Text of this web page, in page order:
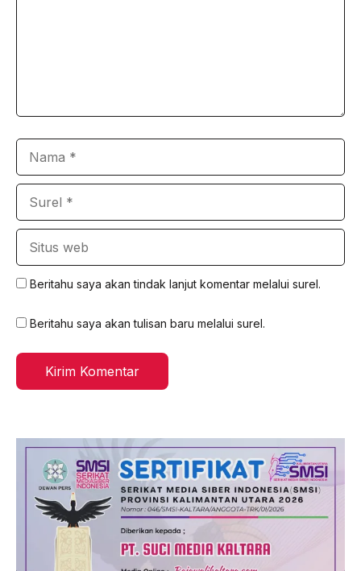
Beritahu saya akan tindak lanjut komentar melalui surel.
Beritahu saya akan tulisan baru melalui surel.